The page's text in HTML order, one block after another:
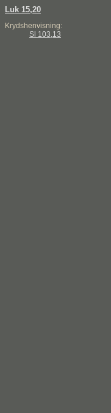
Luk 15,20
Krydshenvisning:
Sl 103,13